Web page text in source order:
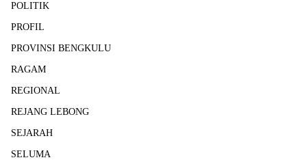
POLITIK
PROFIL
PROVINSI BENGKULU
RAGAM
REGIONAL
REJANG LEBONG
SEJARAH
SELUMA